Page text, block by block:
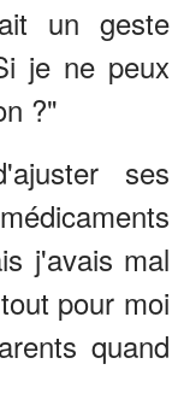
un geste
je ne peux
?"
ses
j'avais mal
pour moi
quand